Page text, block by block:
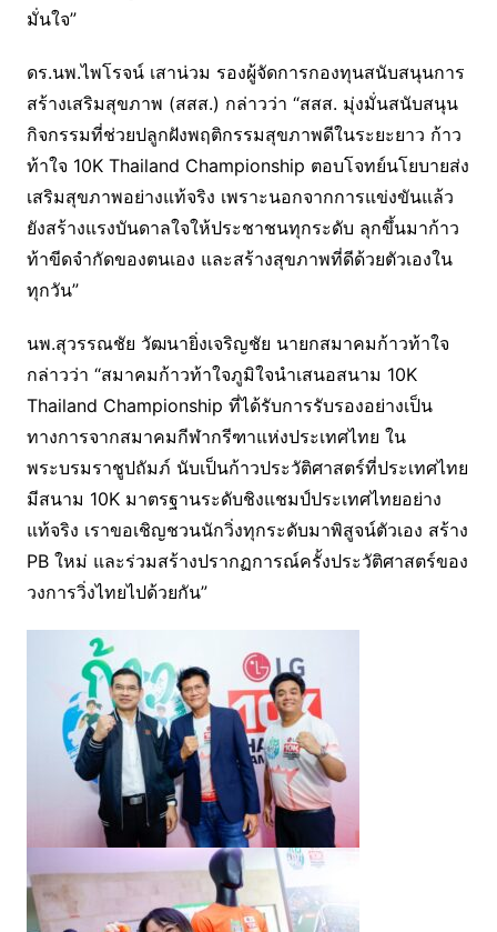
มั่นใจ”
ดร.นพ.ไพโรจน์ เสาน่วม รองผู้จัดการกองทุนสนับสนุนการ
สร้างเสริมสุขภาพ (สสส.) กล่าวว่า “สสส. มุ่งมั่นสนับสนุน
กิจกรรมที่ช่วยปลูกฝังพฤติกรรมสุขภาพดีในระยะยาว ก้าว
ท้าใจ 10K Thailand Championship ตอบโจทย์นโยบายส่ง
เสริมสุขภาพอย่างแท้จริง เพราะนอกจากการแข่งขันแล้ว
ยังสร้างแรงบันดาลใจให้ประชาชนทุกระดับ ลุกขึ้นมาก้าว
ท้าขีดจำกัดของตนเอง และสร้างสุขภาพที่ดีด้วยตัวเองใน
ทุกวัน”
นพ.สุวรรณชัย วัฒนายิ่งเจริญชัย นายกสมาคมก้าวท้าใจ
กล่าวว่า “สมาคมก้าวท้าใจภูมิใจนำเสนอสนาม 10K
Thailand Championship ที่ได้รับการรับรองอย่างเป็น
ทางการจากสมาคมกีฬากรีฑาแห่งประเทศไทย ใน
พระบรมราชูปถัมภ์ นับเป็นก้าวประวัติศาสตร์ที่ประเทศไทย
มีสนาม 10K มาตรฐานระดับชิงแชมป์ประเทศไทยอย่าง
แท้จริง เราขอเชิญชวนนักวิ่งทุกระดับมาพิสูจน์ตัวเอง สร้าง
PB ใหม่ และร่วมสร้างปรากฏการณ์ครั้งประวัติศาสตร์ของ
วงการวิ่งไทยไปด้วยกัน”